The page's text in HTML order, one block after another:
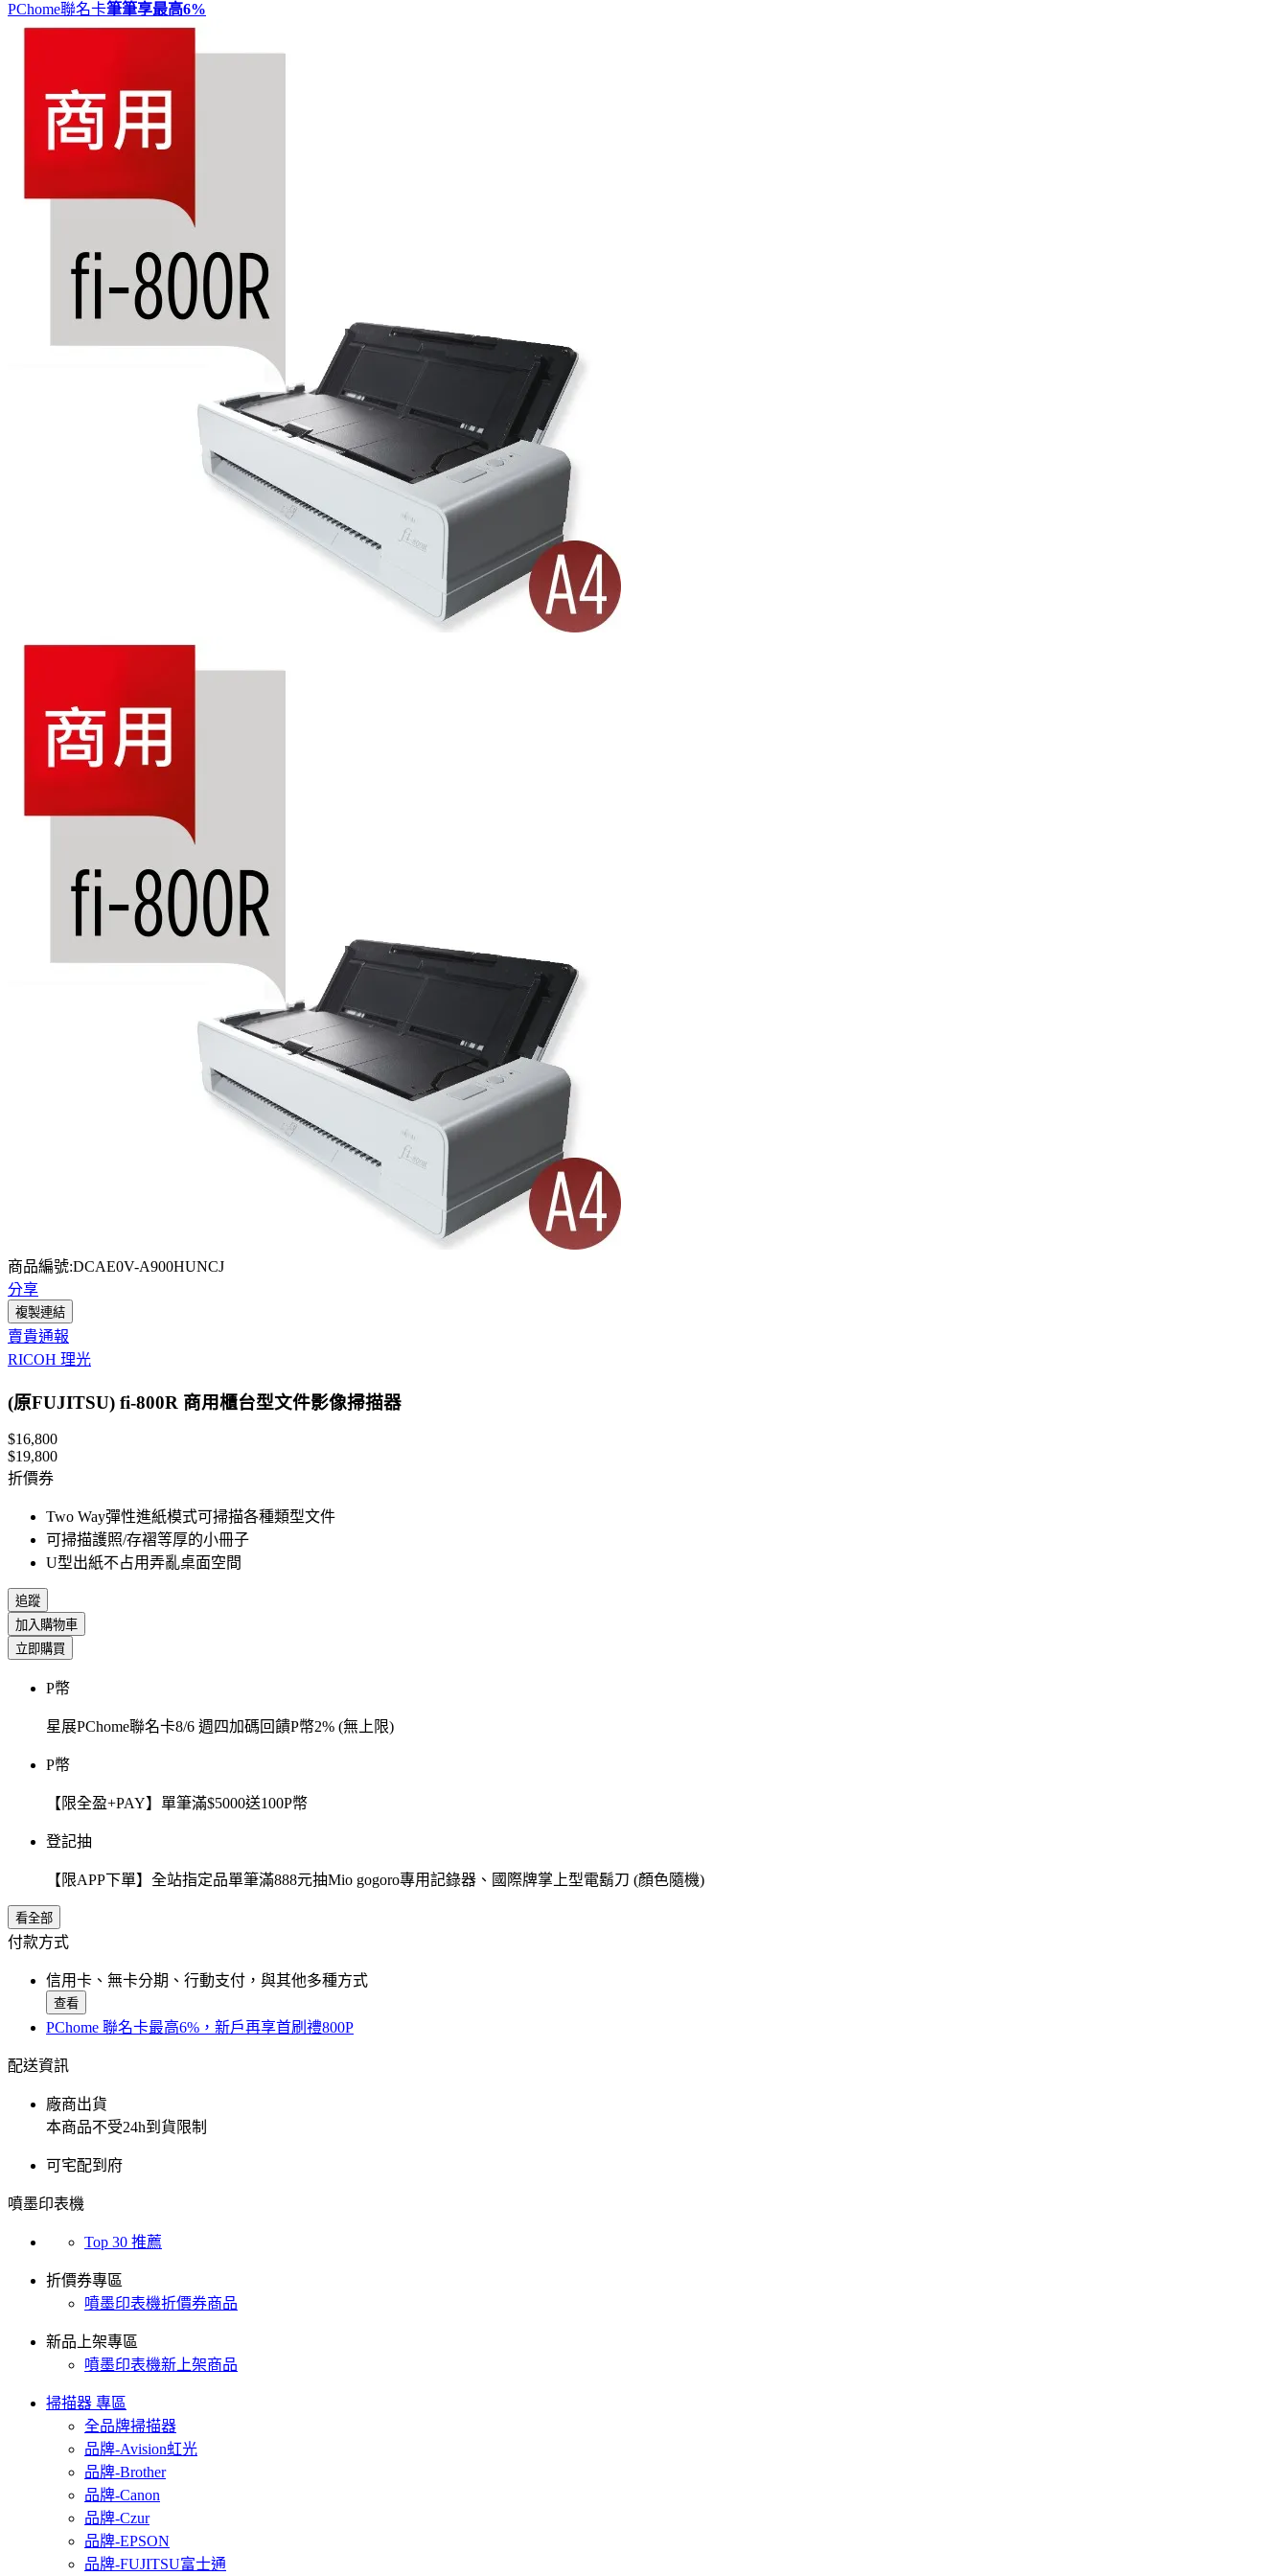
PChome聯名卡筆筆享最高6%
商品編號:DCAE0V-A900HUNCJ
分享
複製連結
賣貴通報
RICOH 理光
(原FUJITSU) fi-800R 商用櫃台型文件影像掃描器
$16,800
$19,800
折價券
Two Way彈性進紙模式可掃描各種類型文件
可掃描護照/存褶等厚的小冊子
U型出紙不占用弄亂桌面空間
追蹤
加入購物車
立即購買
P幣
星展PChome聯名卡8/6 週四加碼回饋P幣2% (無上限)
P幣
【限全盈+PAY】單筆滿$5000送100P幣
登記抽
【限APP下單】全站指定品單筆滿888元抽Mio gogoro專用記錄器、國際牌掌上型電鬍刀 (顏色隨機)
看全部
付款方式
信用卡、無卡分期、行動支付，與其他多種方式
查看
PChome 聯名卡最高6%，新戶再享首刷禮800P
配送資訊
廠商出貨
本商品不受24h到貨限制
可宅配到府
噴墨印表機
Top 30 推薦
折價券專區
噴墨印表機折價券商品
新品上架專區
噴墨印表機新上架商品
掃描器 專區
全品牌掃描器
品牌-Avision虹光
品牌-Brother
品牌-Canon
品牌-Czur
品牌-EPSON
品牌-FUJITSU富士通